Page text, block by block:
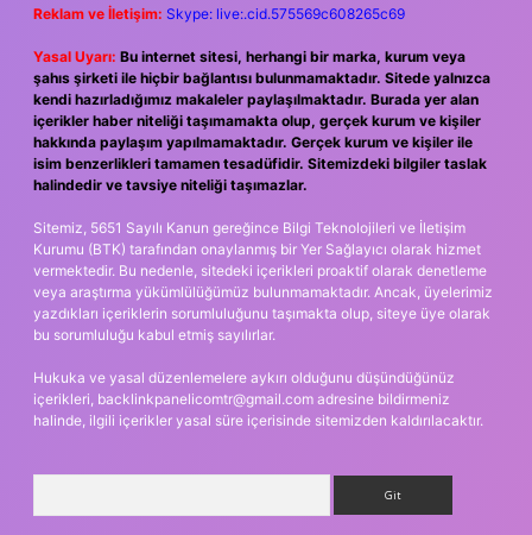
Reklam ve İletişim: Skype: live:.cid.575569c608265c69
Yasal Uyarı: Bu internet sitesi, herhangi bir marka, kurum veya
şahıs şirketi ile hiçbir bağlantısı bulunmamaktadır. Sitede yalnızca
kendi hazırladığımız makaleler paylaşılmaktadır. Burada yer alan
içerikler haber niteliği taşımamakta olup, gerçek kurum ve kişiler
hakkında paylaşım yapılmamaktadır. Gerçek kurum ve kişiler ile
isim benzerlikleri tamamen tesadüfidir. Sitemizdeki bilgiler taslak
halindedir ve tavsiye niteliği taşımazlar.
Sitemiz, 5651 Sayılı Kanun gereğince Bilgi Teknolojileri ve İletişim
Kurumu (BTK) tarafından onaylanmış bir Yer Sağlayıcı olarak hizmet
vermektedir. Bu nedenle, sitedeki içerikleri proaktif olarak denetleme
veya araştırma yükümlülüğümüz bulunmamaktadır. Ancak, üyelerimiz
yazdıkları içeriklerin sorumluluğunu taşımakta olup, siteye üye olarak
bu sorumluluğu kabul etmiş sayılırlar.
Hukuka ve yasal düzenlemelere aykırı olduğunu düşündüğünüz
içerikleri, backlinkpanelicomtr@gmail.com adresine bildirmeniz
halinde, ilgili içerikler yasal süre içerisinde sitemizden kaldırılacaktır.